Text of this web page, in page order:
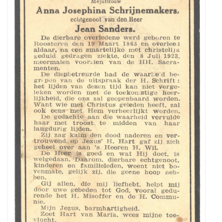
een
foto
van
mijn
overgrootmoeder
(Jo)anna
Josepha
Schrijnemakers
uit
Roosteren
Roosteren
19-
3-
1863
+Roosteren
1923).
Ze
was